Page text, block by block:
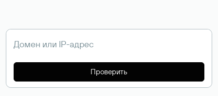
Проверить